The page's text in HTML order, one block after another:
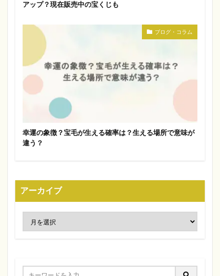
アップ？現在販売中の宝くじも
ブログ・コラム
幸運の象徴？宝毛が生える確率は？生える場所で意味が
違う？
アーカイブ